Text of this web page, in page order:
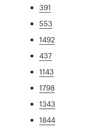
391
553
1492
437
1143
1798
1343
1844